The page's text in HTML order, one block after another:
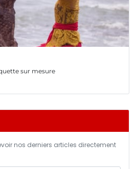
sur mesure
nos derniers articles directement